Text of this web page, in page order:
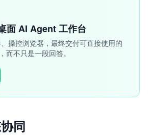
AI Agent 工作台
操控浏览器，最终交付可直接使用的
而不只是一段回答。
同